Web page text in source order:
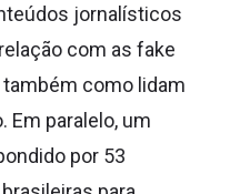
jornalísticos
com as fake
como lidam
Em paralelo, um
por 53